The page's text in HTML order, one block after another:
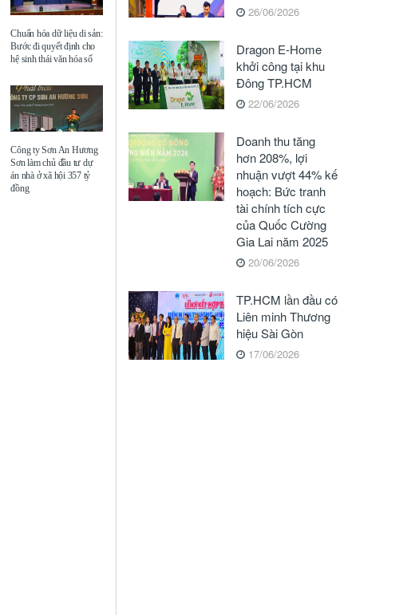
Chuẩn hóa dữ liệu di sản:
Bước đi quyết định cho
hệ sinh thái văn hóa số
Công ty Sơn An Hương
Sơn làm chủ đầu tư dự
án nhà ở xã hội 357 tỷ
đồng
26/06/2026
Dragon E-Home
khởi công tại khu
Đông TP.HCM
22/06/2026
Doanh thu tăng
hơn 208%, lợi
nhuận vượt 44% kế
hoạch: Bức tranh
tài chính tích cực
của Quốc Cường
Gia Lai năm 2025
20/06/2026
TP.HCM lần đầu có
Liên minh Thương
hiệu Sài Gòn
17/06/2026